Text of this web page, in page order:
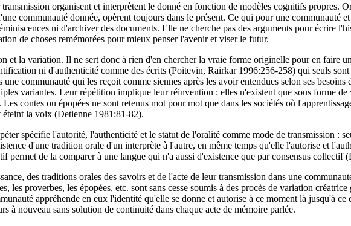
organisent et interprètent le donné en fonction de modèles cognitifs propres.
communauté donnée, opèrent toujours dans le présent. Ce qui pour une communauté
ni d'archiver des documents. Elle ne cherche pas des arguments pour écrire
de choses remémorées pour mieux penser l'avenir et viser le futur.
et la variation. Il ne sert donc à rien d'en chercher la vraie forme originelle pour en faire
ni d'authenticité comme des écrits (Poitevin, Rairkar 1996:256-258) qui seuls
communauté qui les reçoit comme siennes après les avoir entendues selon ses
variantes. Leur répétition implique leur réinvention : elles n'existent que sous forme
contes ou épopées ne sont retenus mot pour mot que dans les sociétés où
éteint la voix (Detienne 1981:81-82).
spécifie l'autorité, l'authenticité et le statut de l'oralité comme mode de transmission :
d'une tradition orale d'un interprète à l'autre, en même temps qu'elle l'autorise et
permet de la comparer à une langue qui n'a aussi d'existence que par consensus collectif
des traditions orales des savoirs et de l'acte de leur transmission dans une
les proverbes, les épopées, etc. sont sans cesse soumis à des procès de variation
appréhende en eux l'identité qu'elle se donne et autorise à ce moment là jusqu'à
à nouveau sans solution de continuité dans chaque acte de mémoire parlée.